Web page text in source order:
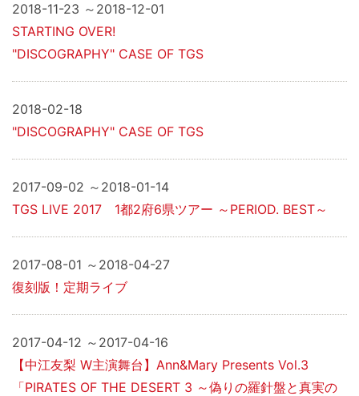
2018-11-23 ～2018-12-01
STARTING OVER!
"DISCOGRAPHY" CASE OF TGS
2018-02-18
"DISCOGRAPHY" CASE OF TGS
2017-09-02 ～2018-01-14
TGS LIVE 2017 1都2府6県ツアー ～PERIOD. BEST～
2017-08-01 ～2018-04-27
復刻版！定期ライブ
2017-04-12 ～2017-04-16
【中江友梨 W主演舞台】Ann&Mary Presents Vol.3
「PIRATES OF THE DESERT 3 ～偽りの羅針盤と真実の